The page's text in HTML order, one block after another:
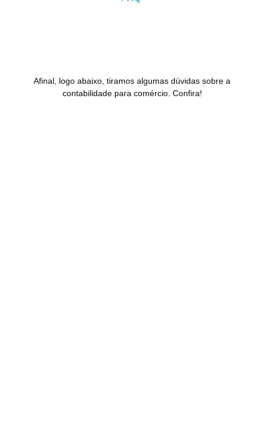
Afinal, logo abaixo, tiramos algumas dúvidas sobre a
contabilidade para comércio. Confira!